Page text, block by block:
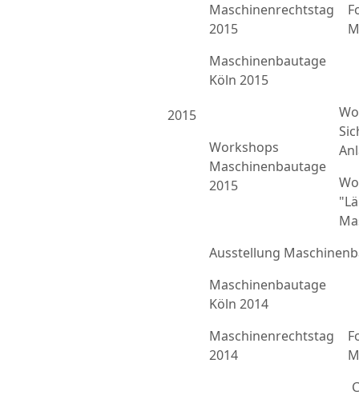
2015
Maschinenrechtstag
2015
Maschinenbautage
Köln 2015
Workshops
Maschinenbautage
2015
Ausstellung
Maschinenbautage
Köln 2014
Maschinenrechtstag
2014